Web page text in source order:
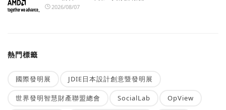
2026/08/07
熱門標籤
國際發明展 JDIE日本設計創意暨發明展
世界發明智慧財產聯盟總會 SocialLab OpView